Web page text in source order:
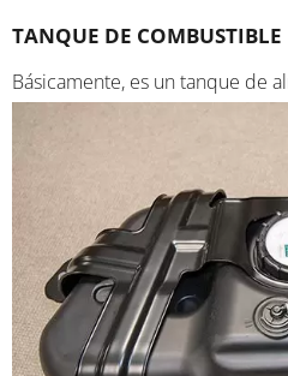
TANQUE DE COMBUSTIBLE
Básicamente, es un tanque de